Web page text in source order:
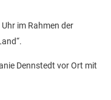
im Rahmen der
Dennstedt vor Ort mit